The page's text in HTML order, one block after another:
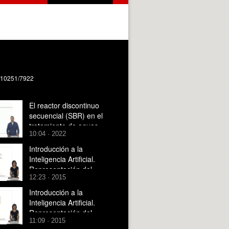
7922
El reactor discontinuo
secuencial (SBR) en el
tratamiento de aguas
residuales.
10:04 · 2022
Introducción a la
Inteligencia Artificial.
Representación del
conocimiento y
búsqueda. Sistemas
basados en Reglas
(SBR). Representación
en SBR: hechos y reglas.
12:23 · 2015
Introducción a la
Inteligencia Artificial.
Representación del
conocimiento y
11:09 · 2015